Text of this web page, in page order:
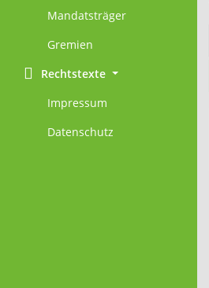
Mandatsträger
Gremien
Rechtstexte
Impressum
Datenschutz